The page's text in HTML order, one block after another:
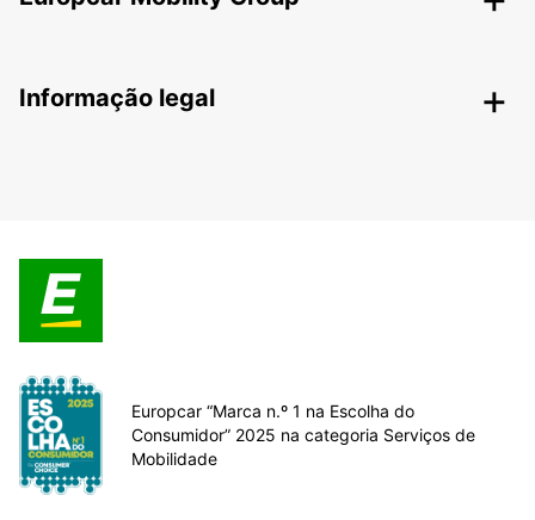
Informação legal
Europcar “Marca n.º 1 na Escolha do
Consumidor” 2025 na categoria Serviços de
Mobilidade